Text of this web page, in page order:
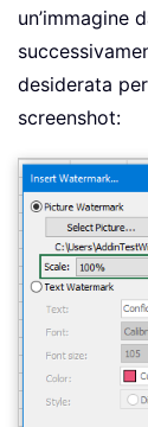
un’immagine
desiderata
screenshot: